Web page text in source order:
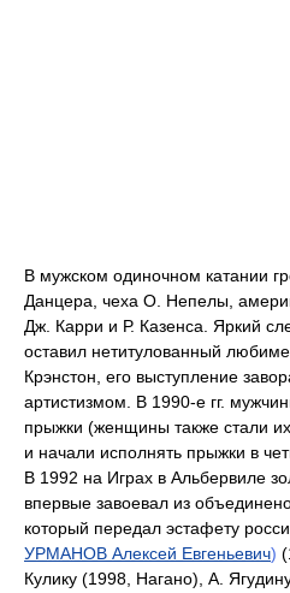
В мужском одиночном катании
Данцера, чеха О. Непелы,
Дж. Карри и Р. Казенса. Яркий
оставил нетитулованный
Крэнстон, его выступление
артистизмом. В 1990-е гг.
прыжки (женщины также стали
и начали исполнять прыжки в
В 1992 на Играх в Альбервиле
впервые завоевал из
который передал эстафету
УРМАНОВ Алексей Евгеньевич)
Кулику (1998, Нагано), А.